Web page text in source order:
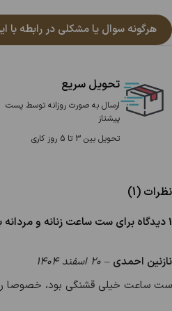
هرگونه سوال یا مشکلی در رابطه با
تحویل سریع
ارسال به صورت روزانه توسط پست
پیشتاز
تحویل بین 3 تا 5 روز کاری
نظرات (1)
1 دیدگاه برای ست ساعت زنانه و مردانه
نازنین احمدی – 20 اسفند 1404
ست ساعت خیلی قشنگی بود، خصوصا